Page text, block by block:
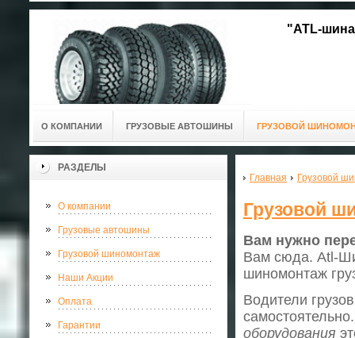
"ATL-
О КОМПАНИИ ГРУЗОВЫЕ АВТОШИНЫ ГРУЗОВОЙ
РАЗДЕЛЫ
О компании
Грузовые автошины
Грузовой шиномонтаж
Наши Акции
Оплата
Гарантии
Главная Грузовой
Грузовой
Вам нужно
Вам сюда. Atl-
шиномонтаж
Водители
оборудования